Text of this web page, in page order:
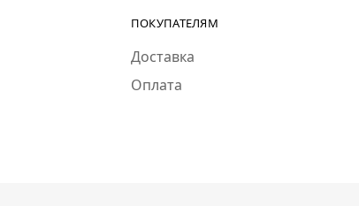
ПОКУПАТЕЛЯМ
Доставка
Оплата